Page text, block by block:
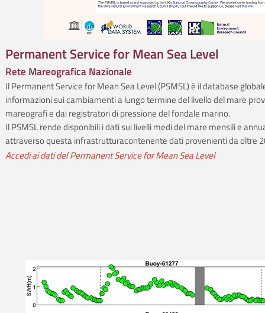
Permanent Service for Mean Sea Level
Rete Mareografica Nazionale
Il Permanent Service for Mean Sea Level (PSMSL) è il database
informazioni sui cambiamenti a lungo termine del livello del mare
mareografi e dai registratori di pressione del fondale marino.
Il PSMSL rende disponibili i dati sui livelli medi del mare mensili e
attraverso questa infrastrutturacontenente dati provenienti da oltre
Accedi ai dati del Permanent Service for Mean Sea Level